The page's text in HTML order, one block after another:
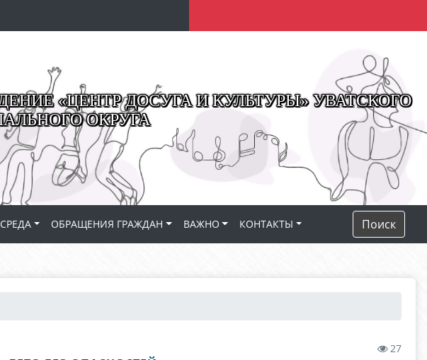
«ЦЕНТР ДОСУГА И КУЛЬТУРЫ» УВАТСКОГО
ОКРУГА
ОБРАЩЕНИЯ ГРАЖДАН ВАЖНО КОНТАКТЫ Поиск
27